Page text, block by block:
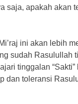
saja, apakah akan
ini akan lebih
sudah Rasulullah
tinggalan
dan toleransi